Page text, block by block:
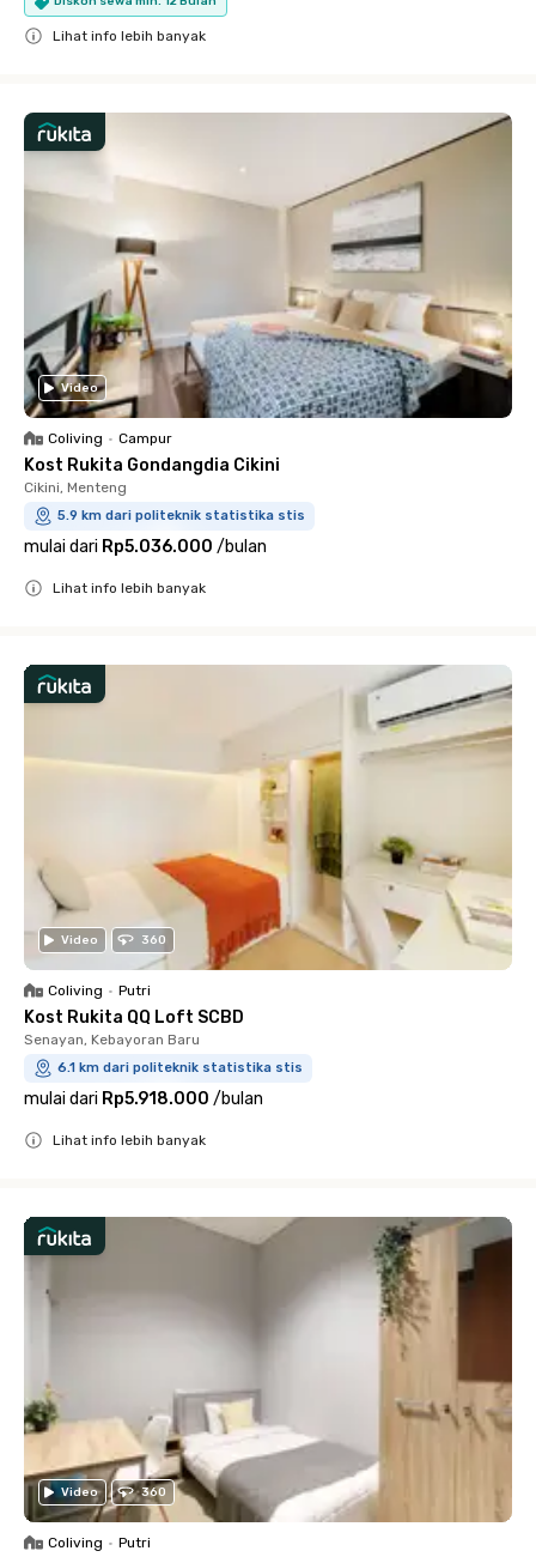
Lihat info lebih banyak
Video
Coliving • Campur
Kost Rukita Gondangdia Cikini
Cikini, Menteng
5.9 km dari politeknik statistika stis
mulai dari Rp5.036.000 /bulan
Lihat info lebih banyak
Video 360
Coliving • Putri
Kost Rukita QQ Loft SCBD
Senayan, Kebayoran Baru
6.1 km dari politeknik statistika stis
mulai dari Rp5.918.000 /bulan
Lihat info lebih banyak
Video 360
Coliving • Putri